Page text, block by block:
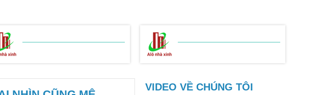
VIDEO VỀ CHÚNG TÔI